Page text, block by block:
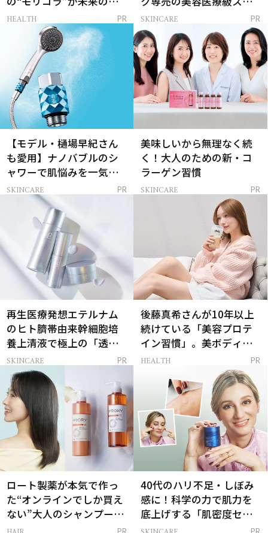
レイを連れてくる！
HEALTH PR
ンケア」
SKINCARE PR
【モデル・樋場早紀さん
も愛用】ナノバブルのシ
ャワーで肌悩みを一気に
解決
SKINCARE PR
美味しいから無理なく続
く！大人のための新・コ
ラーゲン習慣
SKINCARE PR
再生医療発想エテルナム
のヒト臍帯由来幹細胞培
養上清液で極上の「透明
感ハリ肌」へ
SKINCARE PR
後藤真希さんが10年以上
続けている「美容プロテ
イン習慣」。美ボディを
支える朝ルーティンと
HEALTH PR
ロート製薬が本気で作っ
た“オンラインでしか買え
ない”大人のシャンプー＆
トリートメントって？
40代のハリ不足・しぼみ
感に！科学の力で肌力を
底上げする「肌密度セラ
ム」